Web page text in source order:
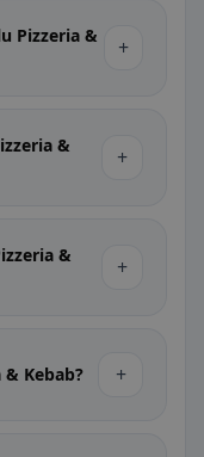
Pizzeria &
+
&
+
&
+
Kebab? +